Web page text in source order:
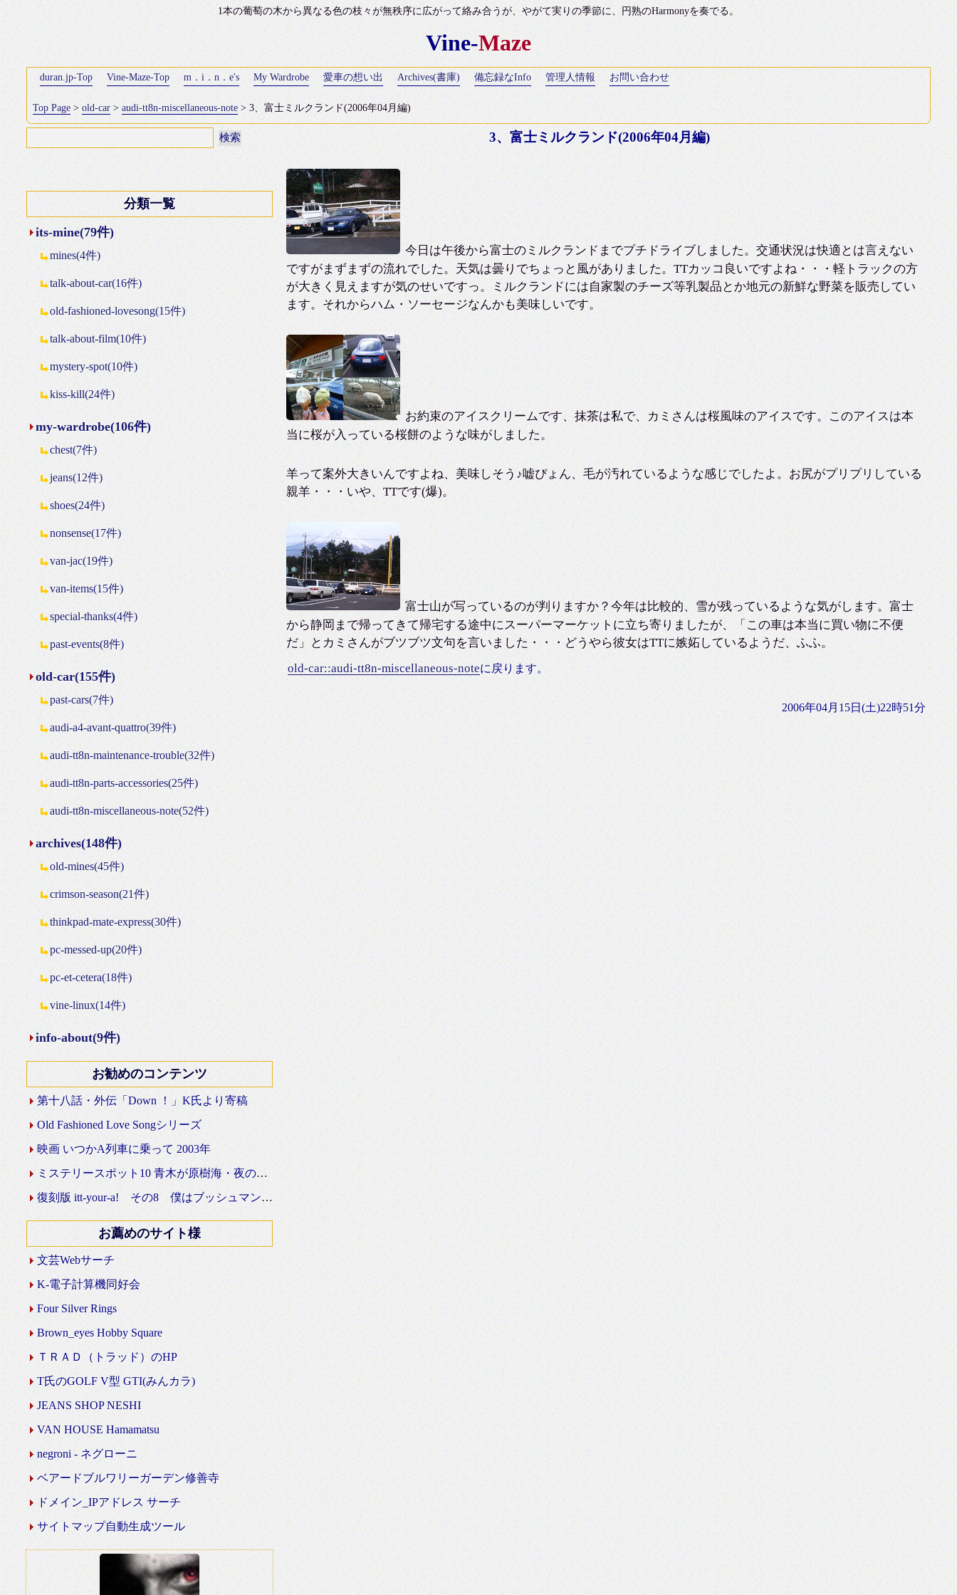
1本の葡萄の木から異なる色の枝々が無秩序に広がって絡み合うが、やがて実りの季節に、円熟のHarmonyを奏でる。
Vine-Maze
duran.jp-Top Vine-Maze-Top m．i．n．e's My Wardrobe 愛車の想い出 Archives(書庫) 備忘録なInfo 管理人情報 お問い合わせ
Top Page > old-car > audi-tt8n-miscellaneous-note > 3、富士ミルクランド(2006年04月編)
3、富士ミルクランド(2006年04月編)
今日は午後から富士のミルクランドまでプチドライブしました。交通状況は快適とは言えない
ですがまずまずの流れでした。天気は曇りでちょっと風がありました。TTカッコ良いですよね・・・軽トラックの方
が大きく見えますが気のせいですっ。ミルクランドには自家製のチーズ等乳製品とか地元の新鮮な野菜を販売してい
ます。それからハム・ソーセージなんかも美味しいです。
お約束のアイスクリームです、抹茶は私で、カミさんは桜風味のアイスです。このアイスは本
当に桜が入っている桜餅のような味がしました。
羊って案外大きいんですよね、美味しそう♪嘘ぴょん、毛が汚れているような感じでしたよ。お尻がプリプリしている
親羊・・・いや、TTです(爆)。
富士山が写っているのが判りますか？今年は比較的、雪が残っているような気がします。富士
から静岡まで帰ってきて帰宅する途中にスーパーマーケットに立ち寄りましたが、「この車は本当に買い物に不便
だ」とカミさんがブツブツ文句を言いました・・・どうやら彼女はTTに嫉妬しているようだ、ふふ。
old-car::audi-tt8n-miscellaneous-noteに戻ります。
2006年04月15日(土)22時51分
分類一覧
its-mine(79件)
mines(4件)
talk-about-car(16件)
old-fashioned-lovesong(15件)
talk-about-film(10件)
mystery-spot(10件)
kiss-kill(24件)
my-wardrobe(106件)
chest(7件)
jeans(12件)
shoes(24件)
nonsense(17件)
van-jac(19件)
van-items(15件)
special-thanks(4件)
past-events(8件)
old-car(155件)
past-cars(7件)
audi-a4-avant-quattro(39件)
audi-tt8n-maintenance-trouble(32件)
audi-tt8n-parts-accessories(25件)
audi-tt8n-miscellaneous-note(52件)
archives(148件)
old-mines(45件)
crimson-season(21件)
thinkpad-mate-express(30件)
pc-messed-up(20件)
pc-et-cetera(18件)
vine-linux(14件)
info-about(9件)
お勧めのコンテンツ
第十八話・外伝「Down ！」K氏より寄稿
Old Fashioned Love Songシリーズ
映画 いつかA列車に乗って 2003年
ミステリースポット10 青木が原樹海・夜の国道139号線
復刻版 itt-your-a! その8 僕はブッシュマン＾＾
お薦めのサイト様
文芸Webサーチ
K-電子計算機同好会
Four Silver Rings
Brown_eyes Hobby Square
ＴＲＡＤ（トラッド）のHP
T氏のGOLF V型 GTI(みんカラ)
JEANS SHOP NESHI
VAN HOUSE Hamamatsu
negroni - ネグローニ
ベアードブルワリーガーデン修善寺
ドメイン_IPアドレス サーチ
サイトマップ自動生成ツール